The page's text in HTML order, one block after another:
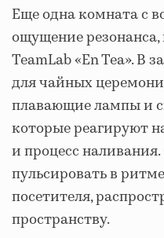
Еще одна комната с
ощущение
TeamLab «En Tea». В
для чайных
плавающие лампы и
которые реагируют
и процесс
пульсировать в
посетителя,
пространству.